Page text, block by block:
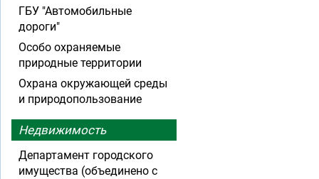
ГБУ "Автомобильные
дороги"
Особо охраняемые
природные территории
Охрана окружающей среды
и природопользование
Недвижимость
Департамент городского
имущества (объединено с